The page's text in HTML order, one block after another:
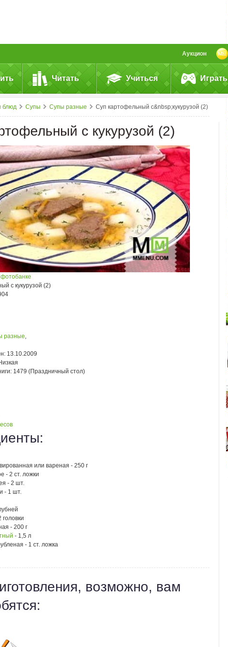
Аукцион
Читать Учиться Играть
блюд Супы Супы разные Суп картофельный с&nbsp;кукурузой (2)
с кукурузой (2)
с кукурузой (2)
разные,
13.10.2009
1479 (Праздничный стол)
или вареная - 250 г
- 2 ст. ложки
- 2 шт.
- 1 шт.
головки
- 200 г
- 1,5 л
- 1 ст. ложка
возможно, вам